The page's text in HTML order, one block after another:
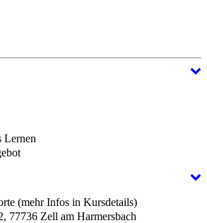
Lernen
(mehr Infos in Kursdetails)
77736 Zell am Harmersbach